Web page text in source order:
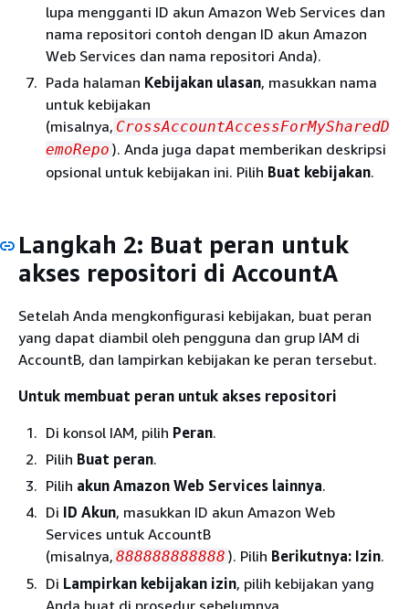
lupa mengganti ID akun Amazon Web Services dan
nama repositori contoh dengan ID akun Amazon
Web Services dan nama repositori Anda).
Pada halaman Kebijakan ulasan, masukkan nama
untuk kebijakan
(misalnya, CrossAccountAccessForMySharedD
emoRepo ). Anda juga dapat memberikan deskripsi
opsional untuk kebijakan ini. Pilih Buat kebijakan.
Langkah 2: Buat peran untuk
akses repositori di AccountA
Setelah Anda mengkonfigurasi kebijakan, buat peran
yang dapat diambil oleh pengguna dan grup IAM di
AccountB, dan lampirkan kebijakan ke peran tersebut.
Untuk membuat peran untuk akses repositori
Di konsol IAM, pilih Peran.
Pilih Buat peran.
Pilih akun Amazon Web Services lainnya.
Di ID Akun, masukkan ID akun Amazon Web
Services untuk AccountB
(misalnya, 888888888888 ). Pilih Berikutnya: Izin.
Di Lampirkan kebijakan izin, pilih kebijakan yang
Anda buat di prosedur sebelumnya